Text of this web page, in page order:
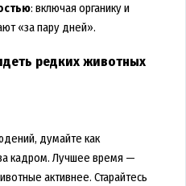
: включая органику и
«за пару дней».
редких животных
думайте как
за кадром. Лучшее время —
активнее. Старайтесь